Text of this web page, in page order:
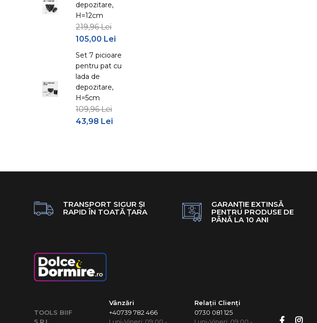
200 X 160
200 X 180
200 X 190
200 X 200
depozitare,
H=12cm
219,96 Lei
105,00 Lei
Set 7 picioare
pentru pat cu
lada de
depozitare,
H=5cm
109,96 Lei
43,98 Lei
TRANSPORT SIGUR ȘI
RAPID ÎN TOATĂ ȚARA
GARANȚIE EXTINSĂ
PENTRU PRODUSE DE
PÂNĂ LA 10 ANI
TOOLS BIIF
S.R.L
Vânzări
+40739 782 466
Relații Clienți
0730 081 125